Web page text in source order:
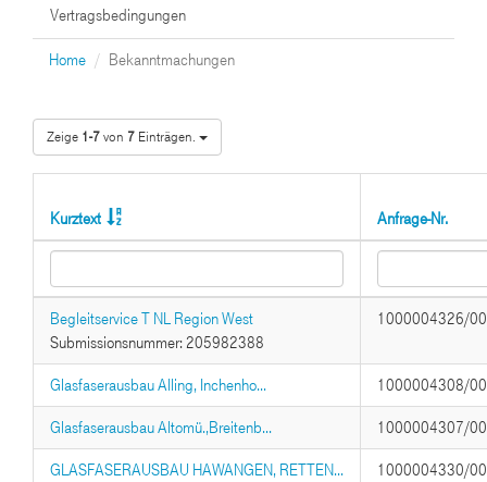
Vertragsbedingungen
Home Bekanntmachungen
Zeige 1-7von 7 Einträgen.
Kurztext Anfrage-Nr.
Begleitservice T NL Region West
Submissionsnummer: 205982388
1000004326/
Glasfaserausbau Alling, Inchenho... 1000004308/
Glasfaserausbau Altomü.,Breitenb... 1000004307/
GLASFASERAUSBAU HAWANGEN, RETTEN... 1000004330/